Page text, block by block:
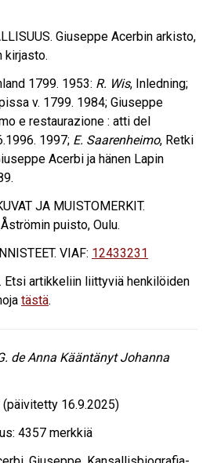
Giuseppe Acerbin arkisto,
kirjasto.
1799. 1953: R. Wis, Inledning;
v. 1799. 1984; Giuseppe
e restaurazione : atti del
1997; E. Saarenheimo, Retki
Acerbi ja hänen Lapin
JA MUISTOMERKIT.
puisto, Oulu.
VIAF: 12433231
Etsi artikkeliin liittyviä henkilöiden
tästä.
de Anna Kääntänyt Johanna
(päivitetty 16.9.2025)
4357 merkkiä